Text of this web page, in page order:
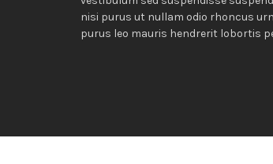
nisi purus ut nullam odio rhoncus
purus leo mauris hendrerit lobortis